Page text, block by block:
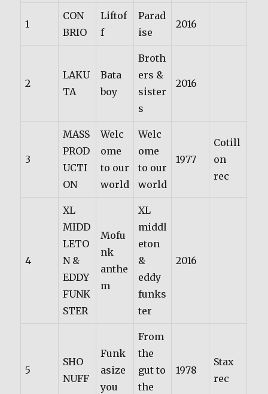
1
CON
BRIO
Liftof
f
Parad
ise
2016
2
LAKU
TA
Bata
boy
Broth
ers &
sister
s
2016
3
MASS
PROD
UCTI
ON
Welc
ome
to our
world
Welc
ome
to our
world
1977
Cotill
on
rec
4
XL
MIDD
LETO
N &
EDDY
FUNK
STER
Mofu
nk
anthe
m
XL
middl
eton
&
eddy
funks
ter
2016
5
SHO
NUFF
Funk
asize
you
From
the
gut to
the
1978
Stax
rec